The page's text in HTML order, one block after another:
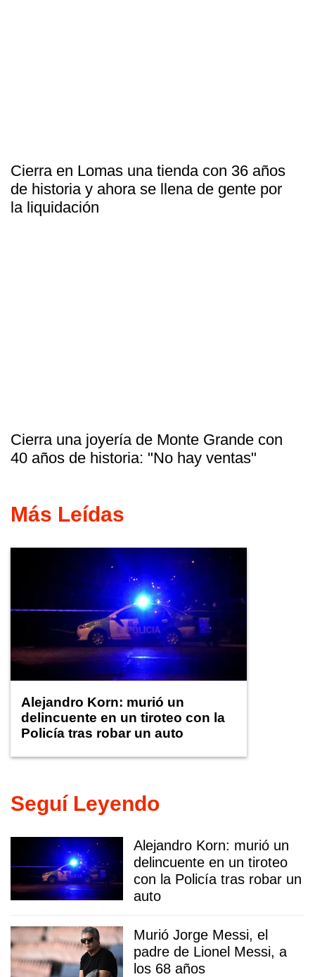
Cierra en Lomas una tienda con 36 años
de historia y ahora se llena de gente por
la liquidación
Cierra una joyería de Monte Grande con
40 años de historia: "No hay ventas"
Más Leídas
Alejandro Korn: murió un
delincuente en un tiroteo con la
Policía tras robar un auto
Seguí Leyendo
Alejandro Korn: murió un
delincuente en un tiroteo
con la Policía tras robar un
auto
Murió Jorge Messi, el
padre de Lionel Messi, a
los 68 años